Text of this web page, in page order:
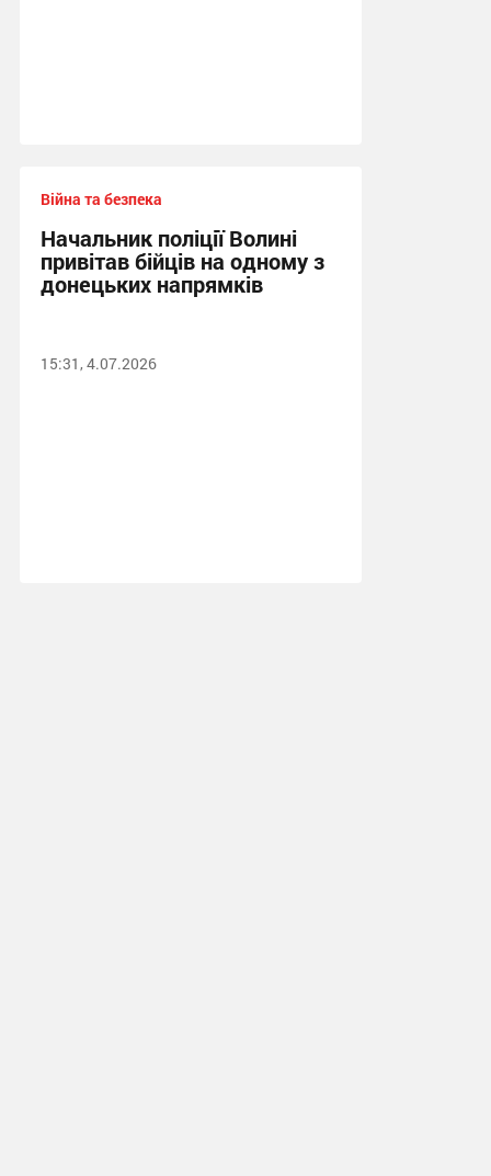
Війна та безпека
Начальник поліції Волині
привітав бійців на одному з
донецьких напрямків
15:31, 4.07.2026